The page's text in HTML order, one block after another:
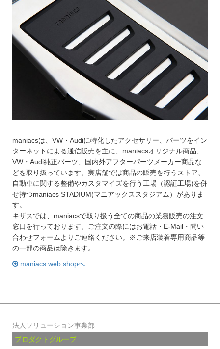
maniacsは、VW・Audiに特化したアクセサリー、パーツをイン
ターネットによる通信販売を主に、maniacsオリジナル商品、
VW・Audi純正パーツ、国内外アフターパーツメーカー商品な
どを取り扱っています。実店舗では商品の販売を行うストア、
自動車に関する整備やカスタマイズを行う工場（認証工場)を併
せ持つmaniacs STADIUM(マニアックススタジアム）がありま
す。
キザスでは、maniacsで取り扱う全ての商品の業務販売の注文
窓口を行っております。ご注文の際にはお電話・E-Mail・問い
合わせフォームよりご連絡ください。※ご来店装着専用商品等
の一部の商品は除きます。
maniacs web shopへ
法人ソリューション事業部
プロダクトグループ